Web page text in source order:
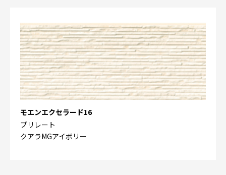
モエンエクセラード16
プリレート
クアラMGアイボリー